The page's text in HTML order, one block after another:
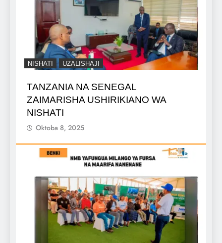
NISHATI UZALISHAJI
TANZANIA NA SENEGAL
ZAIMARISHA USHIRIKIANO WA
NISHATI
Oktoba 8, 2025